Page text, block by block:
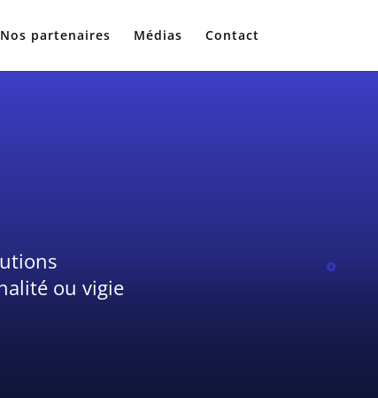
Nos partenaires Médias Contact
ou vigie